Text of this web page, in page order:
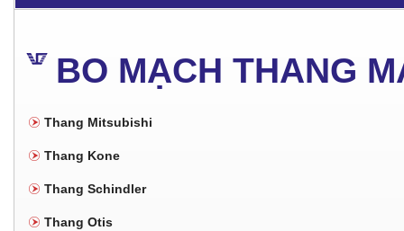
BO MẠCH THANG
Thang Mitsubishi
Thang Kone
Thang Schindler
Thang Otis